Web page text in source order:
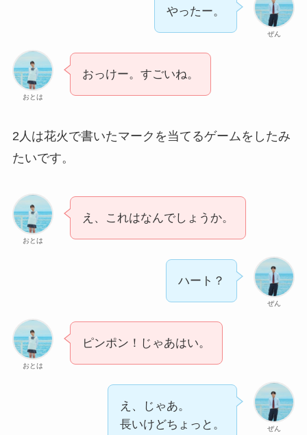
ぜん
やったー。
おとは
おっけー。すごいね。
2人は花火で書いたマークを当てるゲームをしたみ
たいです。
おとは
え、これはなんでしょうか。
ぜん
ハート？
おとは
ピンポン！じゃあはい。
ぜん
え、じゃあ。
長いけどちょっと。